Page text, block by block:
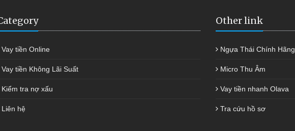
Vay tiền Online
Vay tiền Không Lãi Suất
Kiểm tra nợ xấu
Liên hệ
Other link
Ngựa Thái Chính Hãng
Micro Thu Âm
Vay tiền nhanh Olava
Tra cứu hồ sơ